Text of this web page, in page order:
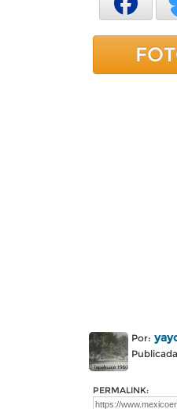
Por:
PERMALINK: